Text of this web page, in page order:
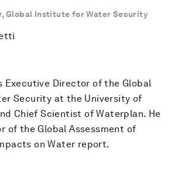
Global Institute for Water Security
Executive Director of the Global
Security at the University of
Chief Scientist of Waterplan. He
of the Global Assessment of
on Water report.